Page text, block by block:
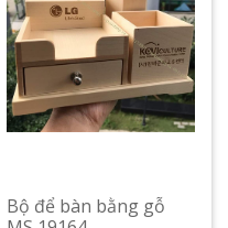
Bộ để bàn bằng gỗ